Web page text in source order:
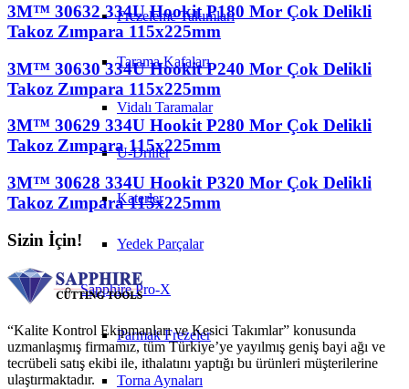
Frezeleme Takımları
Tarama Kafaları
Vidalı Taramalar
U-Driller
Katerler
Yedek Parçalar
Sapphire Pro-X
Parmak Frezeler
Torna Aynaları
3M™ 30632 334U Hookit P180 Mor Çok Delikli
Takoz Zımpara 115x225mm
3M™ 30630 334U Hookit P240 Mor Çok Delikli
Takoz Zımpara 115x225mm
3M™ 30629 334U Hookit P280 Mor Çok Delikli
Takoz Zımpara 115x225mm
3M™ 30628 334U Hookit P320 Mor Çok Delikli
Takoz Zımpara 115x225mm
Sizin İçin!
“Kalite Kontrol Ekipmanları ve Kesici Takımlar” konusunda
uzmanlaşmış firmamız, tüm Türkiye’ye yayılmış geniş bayi ağı ve
tecrübeli satış ekibi ile, ithalatını yaptığı bu ürünleri müşterilerine
ulaştırmaktadır.